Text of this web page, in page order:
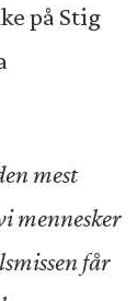
på Stig
mest
mennesker
får